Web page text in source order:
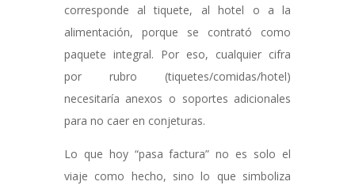
corresponde al tiquete, al hotel o a la
alimentación, porque se contrató como
paquete integral. Por eso, cualquier cifra
por rubro (tiquetes/comidas/hotel)
necesitaría anexos o soportes adicionales
para no caer en conjeturas.
Lo que hoy “pasa factura” no es solo el
viaje como hecho, sino lo que simboliza